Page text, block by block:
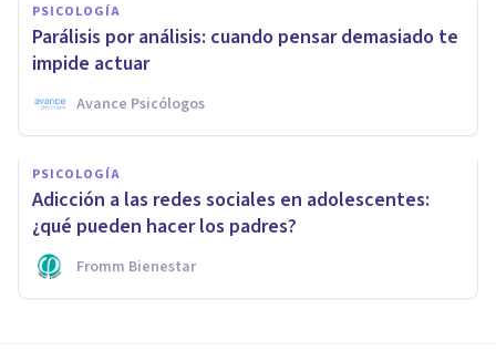
PSICOLOGÍA
Parálisis por análisis: cuando pensar demasiado te
impide actuar
Avance Psicólogos
PSICOLOGÍA
Adicción a las redes sociales en adolescentes:
¿qué pueden hacer los padres?
Fromm Bienestar